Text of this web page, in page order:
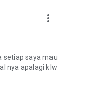
more_vert
setiap saya mau
nya apalagi klw